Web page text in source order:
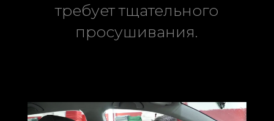
требует тщательного
просушивания.